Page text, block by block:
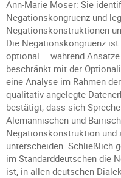
Ann-Marie Moser: Sie
Negationskongruenz und
Negationskonstruktionen
Die Negationskongruenz
optional – während
beschränkt mit der
eine Analyse im Rahmen
qualitativ angelegte
bestätigt, dass sich
Alemannischen und
Negationskonstruktion und
unterscheiden. Schließlich
im Standarddeutschen die
ist, in allen deutschen